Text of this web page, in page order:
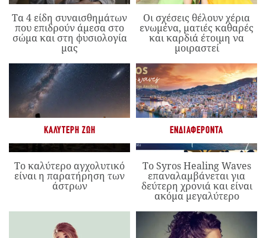
Τα 4 είδη συναισθημάτων
που επιδρούν άμεσα στο
σώμα και στη φυσιολογία
μας
Οι σχέσεις θέλουν χέρια
ενωμένα, ματιές καθαρές
και καρδιά έτοιμη να
μοιραστεί
ΚΑΛΎΤΕΡΗ ΖΩΉ
Το καλύτερο αγχολυτικό
είναι η παρατήρηση των
άστρων
ΕΝΔΙΑΦΈΡΟΝΤΑ
Το Syros Healing Waves
επαναλαμβάνεται για
δεύτερη χρονιά και είναι
ακόμα μεγαλύτερο